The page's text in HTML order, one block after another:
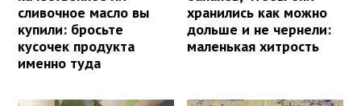
сливочное масло вы
купили: бросьте
кусочек продукта
именно туда
хранились как можно
дольше и не чернели:
маленькая хитрость